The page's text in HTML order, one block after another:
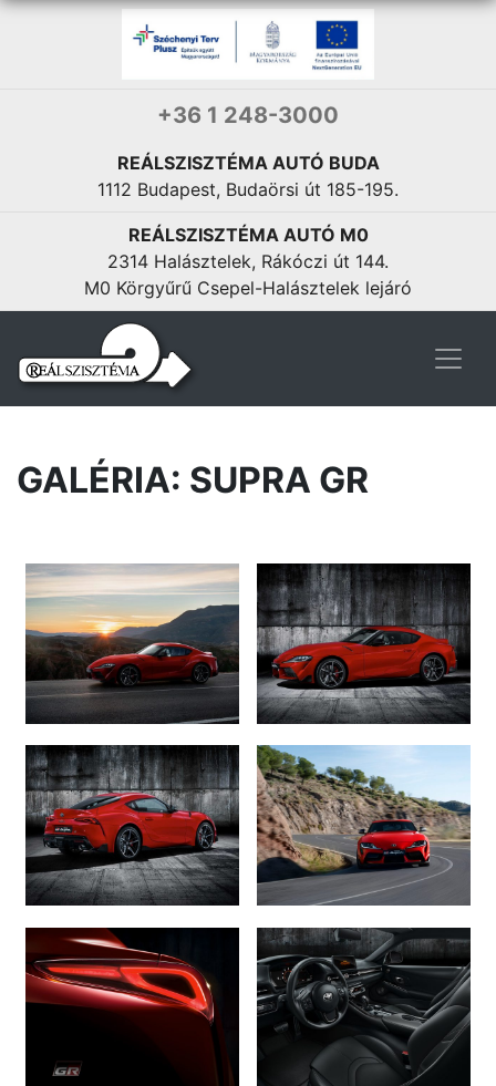
+36 1 248-3000
REÁLSZISZTÉMA AUTÓ BUDA
1112 Budapest, Budaörsi út 185-195.
REÁLSZISZTÉMA AUTÓ M0
2314 Halásztelek, Rákóczi út 144.
M0 Körgyűrű Csepel-Halásztelek lejáró
Proace Verso
INDULÓ ÁR:16 765 000 Ft
GALÉRIA: SUPRA GR